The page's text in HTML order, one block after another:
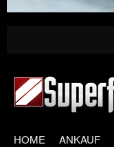
HOME ANKAUF